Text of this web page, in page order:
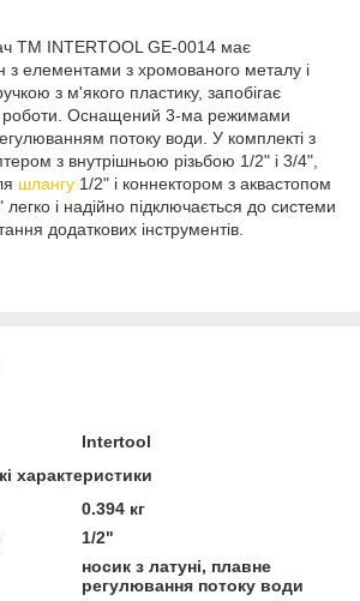
ТМ INTERTOOL GE-0014 має
з елементами з хромованого металу і
з м'якого пластику, запобігає
роботи. Оснащений 3-ма режимами
потоку води. У комплекті з
з внутрішньою різьбою 1/2" і 3/4",
шлангу 1/2" і коннектором з аквастопом
і надійно підключається до системи
додаткових інструментів.
Intertool
характеристики
0.394 кг
1/2"
носик з латуні, плавне
регулювання потоку води